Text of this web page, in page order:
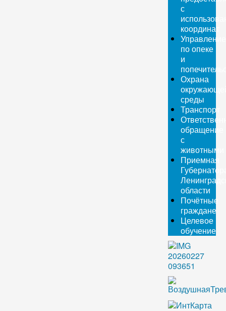
с
координат
Управление
по опеке
и
Охрана
среды
Транспорт
обращение
с
животными
Приемная
области
Почётные
граждане
Целевое
обучение